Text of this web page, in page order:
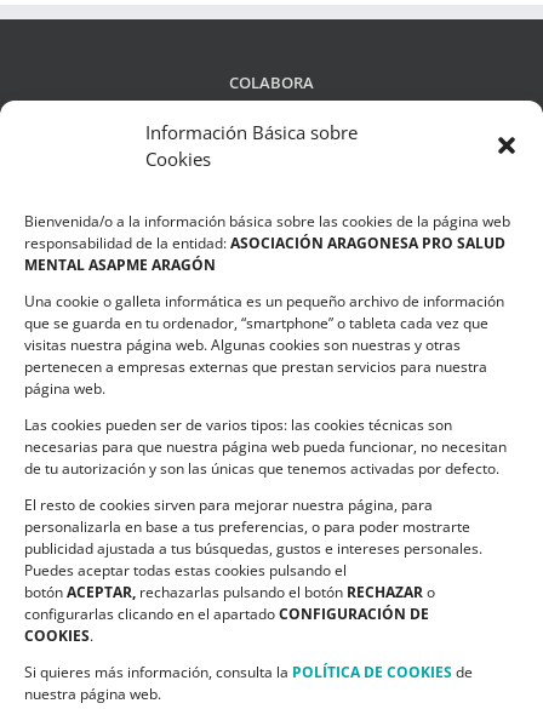
Información Básica sobre
Cookies
Bienvenida/o a la información básica sobre las cookies de la página web
responsabilidad de la entidad:ASOCIACIÓN ARAGONESA PRO SALUD
MENTAL ASAPME ARAGÓN
Una cookie o galleta informática es un pequeño archivo de información
que se guarda en tu ordenador, “smartphone” o tableta cada vez que
visitas nuestra página web. Algunas cookies son nuestras y otras
pertenecen a empresas externas que prestan servicios para nuestra
página web.
Las cookies pueden ser de varios tipos: las cookies técnicas son
necesarias para que nuestra página web pueda funcionar, no necesitan
de tu autorización y son las únicas que tenemos activadas por defecto.
El resto de cookies sirven para mejorar nuestra página, para
personalizarla en base a tus preferencias, o para poder mostrarte
publicidad ajustada a tus búsquedas, gustos e intereses personales.
Puedes aceptar todas estas cookies pulsando el
botónACEPTAR, rechazarlas pulsando el botón RECHAZARo
configurarlas clicando en el apartadoCONFIGURACIÓN DE
COOKIES.
Si quieres más información, consulta la POLÍTICA DE COOKIESde
nuestra página web.
COLABORA
Política de privacidad
Compromiso de Protección de Datos
Política de Cookies
CONTACTO
C/ Ciudadela s/n. Parque Delicias.
50017 Zaragoza
Teléfono:976 532 499
Email:asapme@asapme.org